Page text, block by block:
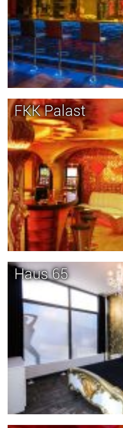
FKK Palast
Haus 65